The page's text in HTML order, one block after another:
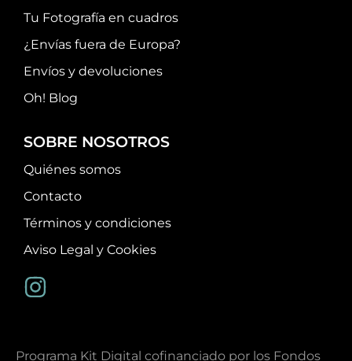
Tu Fotografía en cuadros
¿Envías fuera de Europa?
Envíos y devoluciones
Oh! Blog
SOBRE NOSOTROS
Quiénes somos
Contacto
Términos y condiciones
Aviso Legal y Cookies
Programa Kit Digital cofinanciado por los Fondos